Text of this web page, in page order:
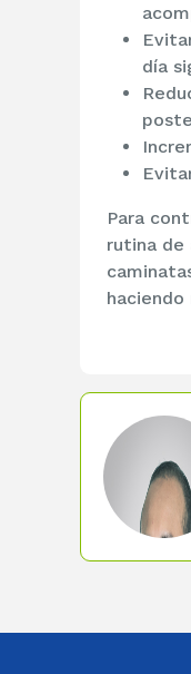
día
Para
rutina de